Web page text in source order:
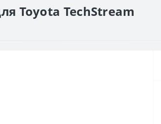
Toyota TechStream